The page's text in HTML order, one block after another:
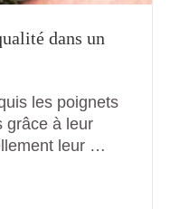
dans un
les poignets
grâce à leur
leur …